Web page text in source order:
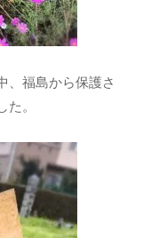
、福島から保護さ
。